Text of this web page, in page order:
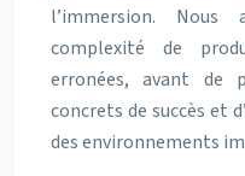
l’immersion.
complexité de
erronées, avant de
concrets de succès et
des environnements